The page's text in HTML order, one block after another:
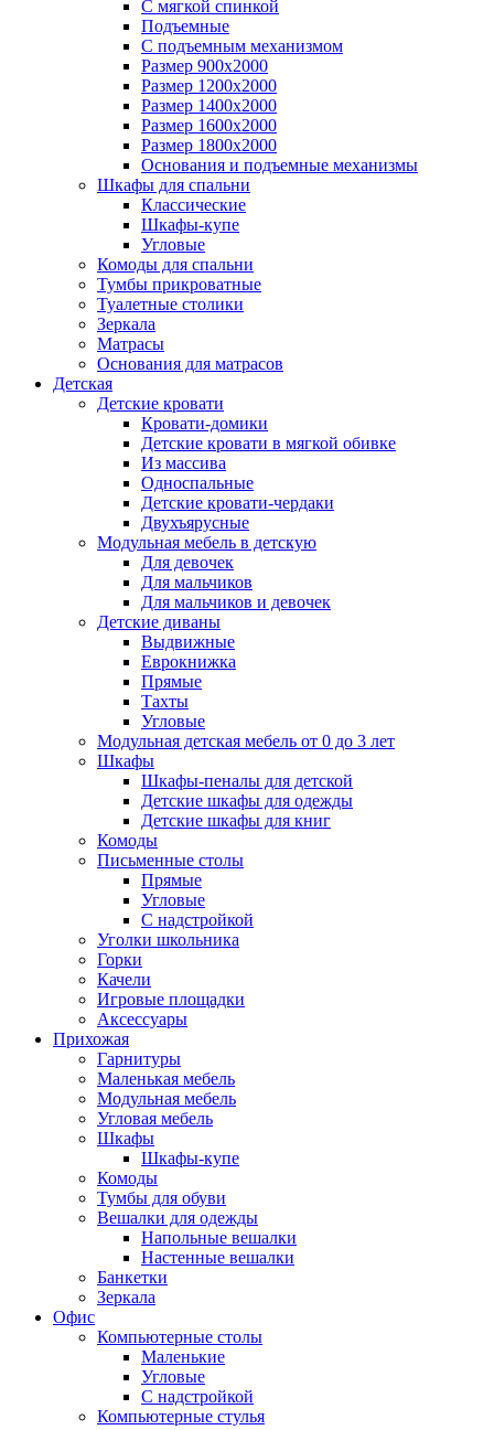
С мягкой спинкой
Подъемные
С подъемным механизмом
Размер 900х2000
Размер 1200х2000
Размер 1400х2000
Размер 1600х2000
Размер 1800х2000
Основания и подъемные механизмы
Шкафы для спальни
Классические
Шкафы-купе
Угловые
Комоды для спальни
Тумбы прикроватные
Туалетные столики
Зеркала
Матрасы
Основания для матрасов
Детская
Детские кровати
Кровати-домики
Детские кровати в мягкой обивке
Из массива
Односпальные
Детские кровати-чердаки
Двухъярусные
Модульная мебель в детскую
Для девочек
Для мальчиков
Для мальчиков и девочек
Детские диваны
Выдвижные
Еврокнижка
Прямые
Тахты
Угловые
Модульная детская мебель от 0 до 3 лет
Шкафы
Шкафы-пеналы для детской
Детские шкафы для одежды
Детские шкафы для книг
Комоды
Письменные столы
Прямые
Угловые
С надстройкой
Уголки школьника
Горки
Качели
Игровые площадки
Аксессуары
Прихожая
Гарнитуры
Маленькая мебель
Модульная мебель
Угловая мебель
Шкафы
Шкафы-купе
Комоды
Тумбы для обуви
Вешалки для одежды
Напольные вешалки
Настенные вешалки
Банкетки
Зеркала
Офис
Компьютерные столы
Маленькие
Угловые
С надстройкой
Компьютерные стулья